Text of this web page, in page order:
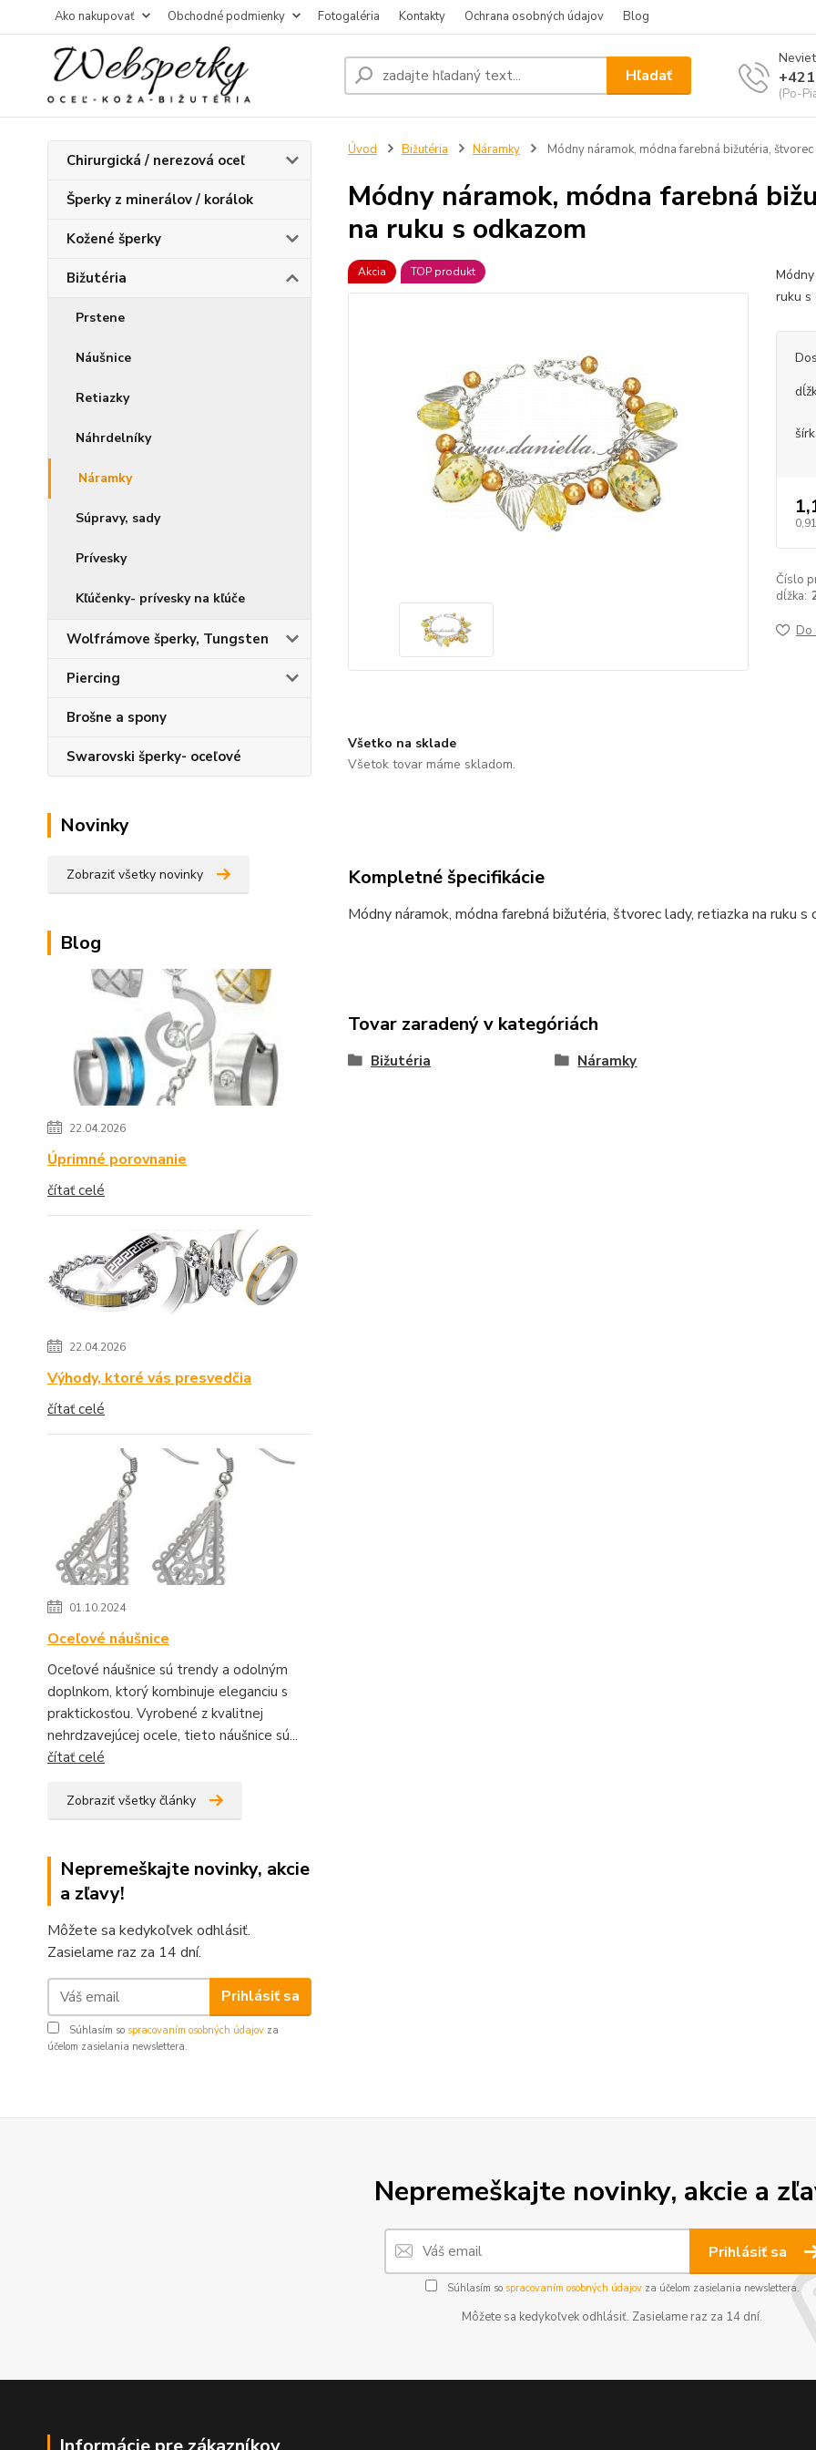
Ako nakupovať Obchodné podmienky Fotogaléria Kontakty Ochrana osobných údajov Blog
Hľadať
(Po-
Chirurgická / nerezová oceľ
Šperky z minerálov / korálok
Kožené šperky
Bižutéria
Prstene
Náušnice
Retiazky
Náhrdelníky
Náramky
Súpravy, sady
Prívesky
Kľúčenky- prívesky na kľúče
Wolfrámove šperky, Tungsten
Piercing
Brošne a spony
Swarovski šperky- oceľové
Novinky
Zobraziť všetky novinky
Blog
22.04.2026
Úprimné porovnanie
čítať celé
22.04.2026
Výhody, ktoré vás presvedčia
čítať celé
01.10.2024
Oceľové náušnice
Oceľové náušnice sú trendy a odolným
doplnkom, ktorý kombinuje eleganciu s
praktickosťou. Vyrobené z kvalitnej
nehrdzavejúcej ocele, tieto náušnice sú...
čítať celé
Zobraziť všetky články
Nepremeškajte novinky, akcie
a zľavy!
Môžete sa kedykoľvek odhlásiť.
Zasielame raz za 14 dní.
Prihlásiť sa
Súhlasím so spracovaním osobných údajov za
účelom zasielania newslettera.
Úvod Bižutéria Náramky Módny náramok, módna farebná bižutéria,
Módny náramok, módna farebná
na ruku s odkazom
Akcia TOP produkt
ruku s
Číslo
dĺžka:
Do
Všetko na sklade
Všetok tovar máme skladom.
Kompletné špecifikácie
Módny náramok, módna farebná bižutéria, štvorec lady, retiazka na ruku s
Tovar zaradený v kategóriách
Bižutéria Náramky
Nepremeškajte novinky, akcie a
Prihlásiť sa
Súhlasím so spracovaním osobných údajovza účelom zasielania newslettera.
Môžete sa kedykoľvek odhlásiť. Zasielame raz za 14 dní.